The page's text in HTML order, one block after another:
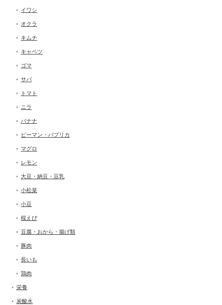
イワシ
オクラ
キムチ
キャベツ
ゴマ
サバ
トマト
ニラ
バナナ
ピーマン・パプリカ
マグロ
レモン
大豆・納豆・豆乳
小松菜
小豆
桜えび
豆腐・おから・揚げ類
豚肉
長いも
鶏肉
栄養
炭酸水